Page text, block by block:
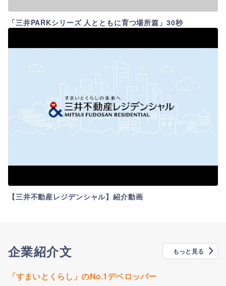
「三井PARKシリーズ 人とともに育つ場所篇」30秒
【三井不動産レジデンシャル】紹介動画
企業紹介文 もっと見る
「すまいとくらし」のNo.1デベロッパー